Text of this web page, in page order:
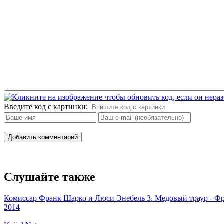
Введите код с картинки:
Добавить комментарий
Слушайте также
Комиссар Франк Шарко и Люси Энебель 3. Медовый траур -
2014